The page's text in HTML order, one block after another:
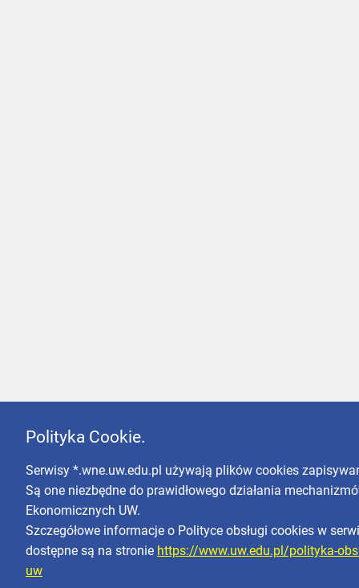
Polityka Cookie.
Serwisy *.wne.uw.edu.pl używają plików cookies
Są one niezbędne do prawidłowego działania
Ekonomicznych UW.
Szczegółowe informacje o Polityce obsługi cookies w
dostępne są na stronie https://www.uw.edu.pl/polityka-
uw